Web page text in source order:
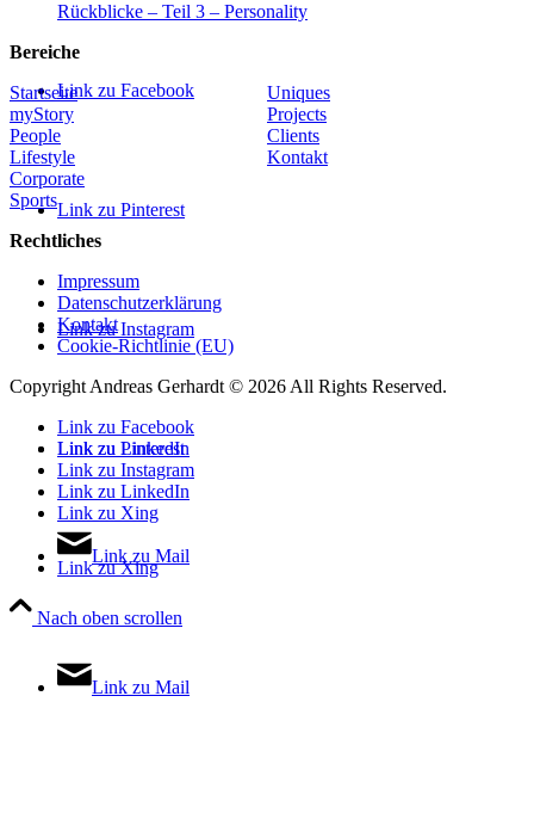
Link zu Facebook
Link zu Pinterest
Link zu Instagram
Link zu LinkedIn
Link zu Xing
Link zu Mail
Rückblicke – Teil 3 – Personality
Bereiche
Startseite
myStory
People
Lifestyle
Corporate
Sports
Uniques
Projects
Clients
Kontakt
Rechtliches
Impressum
Datenschutzerklärung
Kontakt
Cookie-Richtlinie (EU)
Copyright Andreas Gerhardt © 2026 All Rights Reserved.
Link zu Facebook
Link zu Pinterest
Link zu Instagram
Link zu LinkedIn
Link zu Xing
Link zu Mail
Nach oben scrollen